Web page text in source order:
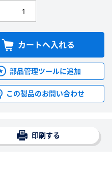
カートへ入れる
部品管理ツールに追加
この製品のお問い合わせ
印刷する